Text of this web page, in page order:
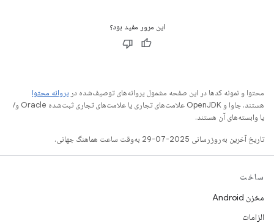
این مرور مفید بود؟
محتوا و نمونه کدها در این صفحه مشمول پروانه‌های توصیف‌شده در پروانه محتوا
هستند. جاوا و OpenJDK علامت‌های تجاری یا علامت‌های تجاری ثبت‌شده Oracle و/
یا وابسته‌های آن هستند.
تاریخ آخرین به‌روزرسانی 2025-07-29 به‌وقت ساعت هماهنگ جهانی.
ساخت
مخزن Android
الزامات